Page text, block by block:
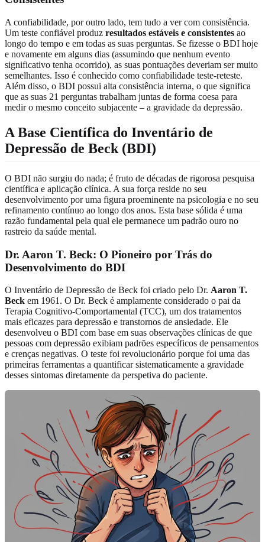
A confiabilidade, por outro lado, tem tudo a ver com consistência.
Um teste confiável produz resultados estáveis e consistentes ao
longo do tempo e em todas as suas perguntas. Se fizesse o BDI hoje
e novamente em alguns dias (assumindo que nenhum evento
significativo tenha ocorrido), as suas pontuações deveriam ser muito
semelhantes. Isso é conhecido como confiabilidade teste-reteste.
Além disso, o BDI possui alta consistência interna, o que significa
que as suas 21 perguntas trabalham juntas de forma coesa para
medir o mesmo conceito subjacente – a gravidade da depressão.
A Base Científica do Inventário de
Depressão de Beck (BDI)
O BDI não surgiu do nada; é fruto de décadas de rigorosa pesquisa
científica e aplicação clínica. A sua força reside no seu
desenvolvimento por uma figura proeminente na psicologia e no seu
refinamento contínuo ao longo dos anos. Esta base sólida é uma
razão fundamental pela qual ele permanece um padrão ouro no
rastreio da saúde mental.
Dr. Aaron T. Beck: O Pioneiro por Trás do
Desenvolvimento do BDI
O Inventário de Depressão de Beck foi criado pelo Dr. Aaron T.
Beck em 1961. O Dr. Beck é amplamente considerado o pai da
Terapia Cognitivo-Comportamental (TCC), um dos tratamentos
mais eficazes para depressão e transtornos de ansiedade. Ele
desenvolveu o BDI com base em suas observações clínicas de que
pessoas com depressão exibiam padrões específicos de pensamentos
e crenças negativas. O teste foi revolucionário porque foi uma das
primeiras ferramentas a quantificar sistematicamente a gravidade
desses sintomas diretamente da perspetiva do paciente.